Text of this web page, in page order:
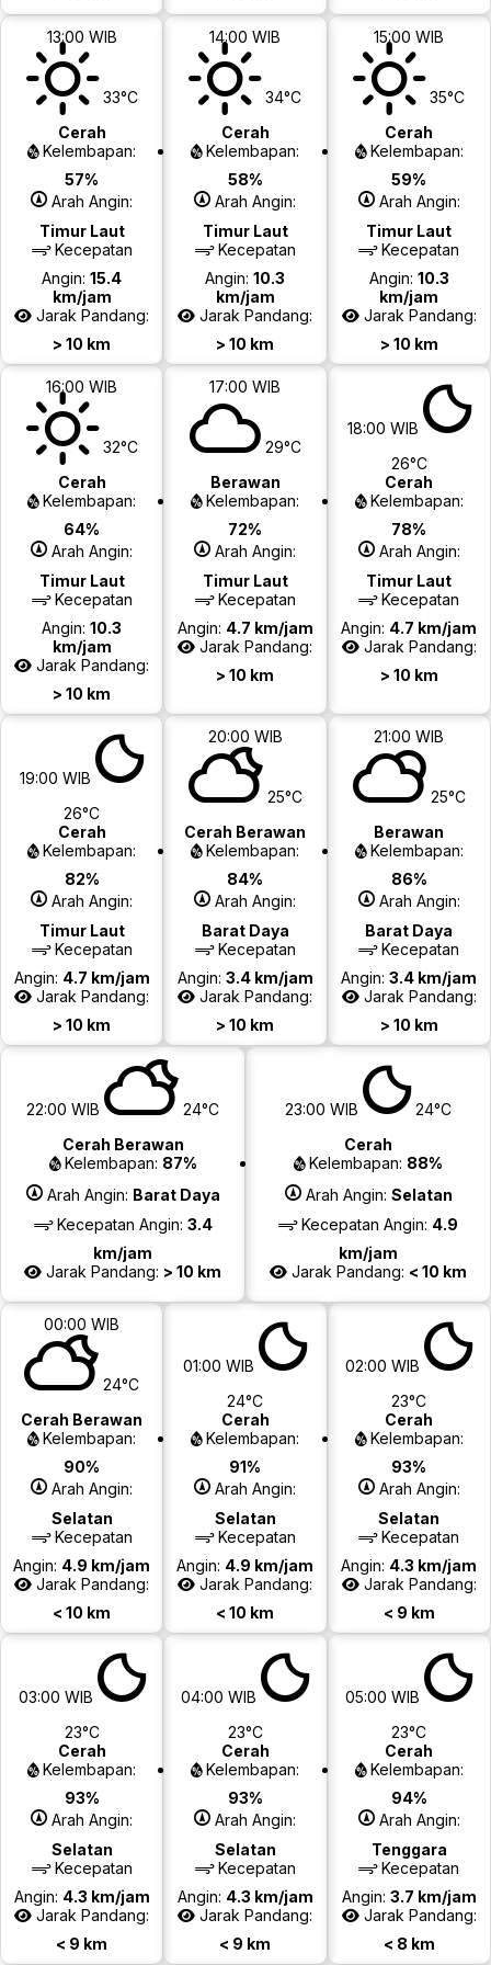
13:00 WIB
33°C
Cerah
Kelembapan:
57%
Arah Angin:
Timur Laut
Kecepatan
Angin:15.4
km/jam
Jarak Pandang:
> 10 km
14:00 WIB
34°C
Cerah
Kelembapan:
58%
Arah Angin:
Timur Laut
Kecepatan
Angin:10.3
km/jam
Jarak Pandang:
> 10 km
15:00 WIB
35°C
Cerah
Kelembapan:
59%
Arah Angin:
Timur Laut
Kecepatan
Angin: 10.3
km/jam
Jarak Pandang:
> 10 km
16:00 WIB
32°C
Cerah
Kelembapan:
64%
Arah Angin:
Timur Laut
Kecepatan
Angin:10.3
km/jam
Jarak Pandang:
> 10 km
17:00 WIB
29°C
Berawan
Kelembapan:
72%
Arah Angin:
Timur Laut
Kecepatan
Angin: 4.7 km/jam
Jarak Pandang:
> 10 km
18:00 WIB
26°C
Cerah
Kelembapan:
78%
Arah Angin:
Timur Laut
Kecepatan
Angin: 4.7 km/jam
Jarak Pandang:
> 10 km
19:00 WIB
26°C
Cerah
Kelembapan:
82%
Arah Angin:
Timur Laut
Kecepatan
Angin: 4.7 km/jam
Jarak Pandang:
> 10 km
20:00 WIB
25°C
Cerah Berawan
Kelembapan:
84%
Arah Angin:
Barat Daya
Kecepatan
Angin: 3.4 km/jam
Jarak Pandang:
> 10 km
21:00 WIB
25°C
Berawan
Kelembapan:
86%
Arah Angin:
Barat Daya
Kecepatan
Angin:3.4 km/jam
Jarak Pandang:
> 10 km
22:00 WIB
24°C
Cerah Berawan
Kelembapan: 87%
Arah Angin: Barat Daya
Kecepatan Angin: 3.4
km/jam
Jarak Pandang: > 10 km
23:00 WIB
24°C
Cerah
Kelembapan: 88%
Arah Angin: Selatan
Kecepatan Angin: 4.9
km/jam
Jarak Pandang: < 10 km
00:00 WIB
24°C
Cerah Berawan
Kelembapan:
90%
Arah Angin:
Selatan
Kecepatan
Angin: 4.9 km/jam
Jarak Pandang:
< 10 km
01:00 WIB
24°C
Cerah
Kelembapan:
91%
Arah Angin:
Selatan
Kecepatan
Angin: 4.9 km/jam
Jarak Pandang:
< 10 km
02:00 WIB
23°C
Cerah
Kelembapan:
93%
Arah Angin:
Selatan
Kecepatan
Angin: 4.3 km/jam
Jarak Pandang:
< 9 km
03:00 WIB
23°C
Cerah
Kelembapan:
93%
Arah Angin:
Selatan
Kecepatan
Angin: 4.3 km/jam
Jarak Pandang:
< 9 km
04:00 WIB
23°C
Cerah
Kelembapan:
93%
Arah Angin:
Selatan
Kecepatan
Angin: 4.3 km/jam
Jarak Pandang:
< 9 km
05:00 WIB
23°C
Cerah
Kelembapan:
94%
Arah Angin:
Tenggara
Kecepatan
Angin: 3.7 km/jam
Jarak Pandang:
< 8 km